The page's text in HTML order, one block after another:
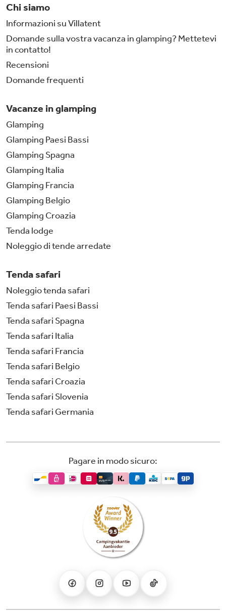
Chi siamo
Informazioni su Villatent
Domande sulla vostra vacanza in glamping? Mettetevi
in contatto!
Recensioni
Domande frequenti
Vacanze in glamping
Glamping
Glamping Paesi Bassi
Glamping Spagna
Glamping Italia
Glamping Francia
Glamping Belgio
Glamping Croazia
Tenda lodge
Noleggio di tende arredate
Tenda safari
Noleggio tenda safari
Tenda safari Paesi Bassi
Tenda safari Spagna
Tenda safari Italia
Tenda safari Francia
Tenda safari Belgio
Tenda safari Croazia
Tenda safari Slovenia
Tenda safari Germania
Pagare in modo sicuro: